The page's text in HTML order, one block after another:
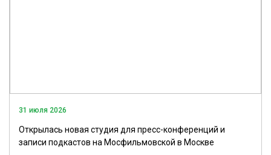
31 июля 2026
Открылась новая студия для пресс-конференций и
записи подкастов на Мосфильмовской в Москве